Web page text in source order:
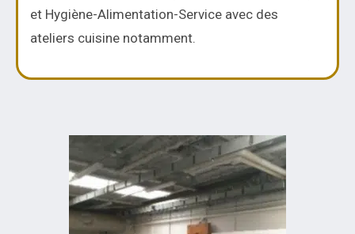
et Hygiène-Alimentation-Service avec des
ateliers cuisine notamment.